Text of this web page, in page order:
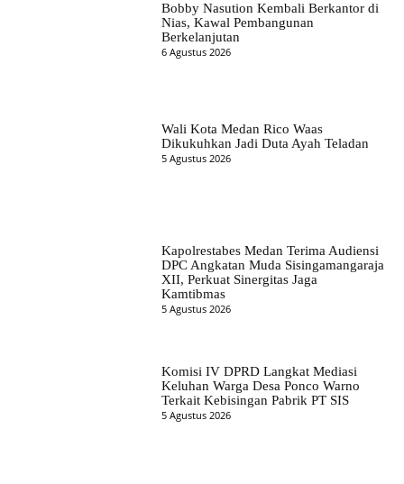
Bobby Nasution Kembali Berkantor di
Nias, Kawal Pembangunan
Berkelanjutan
6 Agustus 2026
Wali Kota Medan Rico Waas
Dikukuhkan Jadi Duta Ayah Teladan
5 Agustus 2026
Kapolrestabes Medan Terima Audiensi
DPC Angkatan Muda Sisingamangaraja
XII, Perkuat Sinergitas Jaga
Kamtibmas
5 Agustus 2026
Komisi IV DPRD Langkat Mediasi
Keluhan Warga Desa Ponco Warno
Terkait Kebisingan Pabrik PT SIS
5 Agustus 2026